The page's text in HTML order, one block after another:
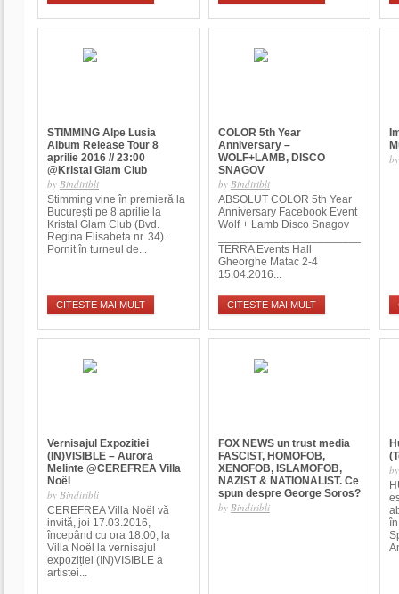
STIMMING Alpe Lusia
Album Release Tour 8
aprilie 2016 // 23:00
@Kristal Glam Club
by Bindiribli
Stimming vine în premieră la
București pe 8 aprilie la
Kristal Glam Club (Bvd.
Regina Elisabeta nr. 34).
Pornit în turneul de...
CITESTE MAI MULT
COLOR 5th Year
Anniversary –
WOLF+LAMB, DISCO
SNAGOV
by Bindiribli
ABSOLUT COLOR 5th Year
Anniversary Facebook Event
Wolf + Lamb Disco Snagov
TERRA Events Hall
Gheorghe Matac 2-4
15.04.2016...
CITESTE MAI MULT
Vernisajul Expozitiei
(IN)VISIBLE – Aurora
Melinte @CEREFREA Villa
Noël
by Bindiribli
CEREFREA Villa Noël vă
invită, joi 17.03.2016,
începând cu ora 18:00, la
Villa Noël la vernisajul
expoziției (IN)VISIBLE a
artistei...
FOX NEWS un trust media
FASCIST, HOMOFOB,
XENOFOB, ISLAMOFOB,
NAZIST & NATIONALIST. Ce
spun despre George Soros?
by Bindiribli